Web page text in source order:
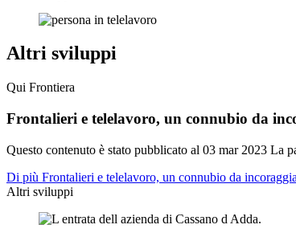
Altri sviluppi
Qui Frontiera
Frontalieri e telelavoro, un connubio da
Questo contenuto è stato pubblicato al 03 mar 2023 La
Di più Frontalieri e telelavoro, un connubio da
Altri sviluppi